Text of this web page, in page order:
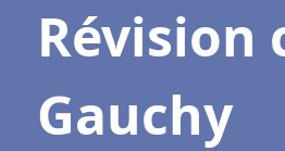
Révision
Gauchy